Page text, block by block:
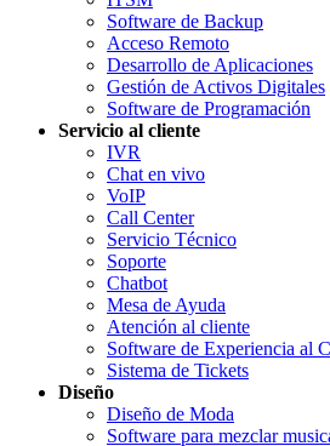
Software de Backup
Acceso Remoto
Desarrollo de Aplicaciones
Gestión de Activos Digitales
Software de Programación
Servicio al cliente
IVR
Chat en vivo
VoIP
Call Center
Servicio Técnico
Soporte
Chatbot
Mesa de Ayuda
Atención al cliente
Software de Experiencia al
Sistema de Tickets
Diseño
Diseño de Moda
Software para mezclar